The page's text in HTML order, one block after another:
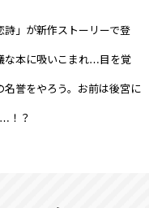
」が新作ストーリーで登
な本に吸いこまれ…目を覚
名誉をやろう。お前は後宮に
！？